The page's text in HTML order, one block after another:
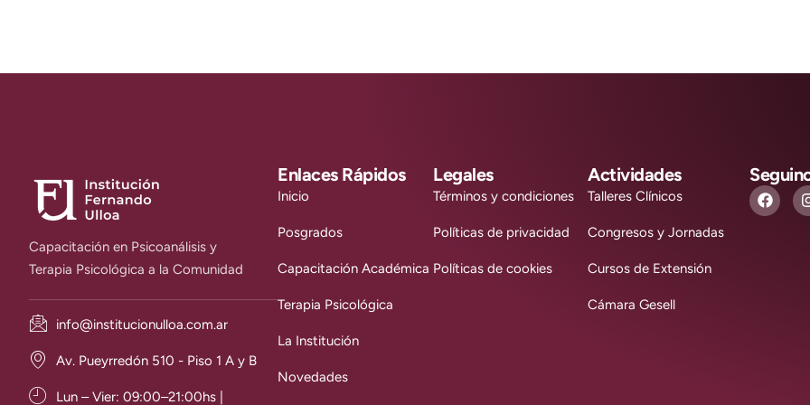
Capacitación en Psicoanálisis y
Terapia Psicológica a la Comunidad
info@institucionulloa.com.ar
Av. Pueyrredón 510 - Piso 1 A y B
Lun – Vier: 09:00–21:00hs |
Enlaces Rápidos
Inicio
Posgrados
Capacitación Académica
Terapia Psicológica
La Institución
Novedades
Legales
Términos y condiciones
Políticas de privacidad
Políticas de cookies
Actividades
Talleres Clínicos
Congresos y Jornadas
Cursos de Extensión
Cámara Gesell